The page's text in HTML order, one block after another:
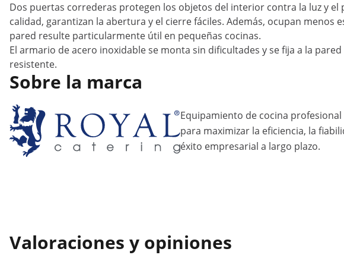
Dos puertas correderas protegen los objetos del interior contra la luz y
calidad, garantizan la abertura y el cierre fáciles. Además, ocupan
pared resulte particularmente útil en pequeñas cocinas.
El armario de acero inoxidable se monta sin dificultades y se fija a la
resistente.
Sobre la marca
Equipamiento de cocina
para maximizar la eficiencia, la
éxito empresarial a largo plazo.
Valoraciones y opiniones